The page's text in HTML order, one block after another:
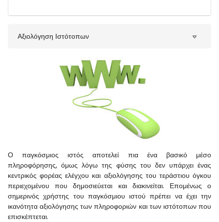
Αξιολόγηση Ιστότοπων
Ο παγκόσμιος ιστός αποτελεί πια ένα βασικό μέσο
πληροφόρησης, όμως λόγω της φύσης του δεν υπάρχει ένας
κεντρικός φορέας ελέγχου και αξιολόγησης του τεράστιου όγκου
περιεχομένου που δημοσιεύεται και διακινείται. Επομένως ο
σημερινός χρήστης του παγκόσμιου ιστού πρέπει να έχει την
ικανότητα αξιολόγησης των πληροφοριών και των ιστότοπων που
επισκέπτεται.